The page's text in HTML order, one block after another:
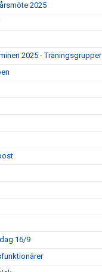
2025
2025 - Träningsgrupper
16/9